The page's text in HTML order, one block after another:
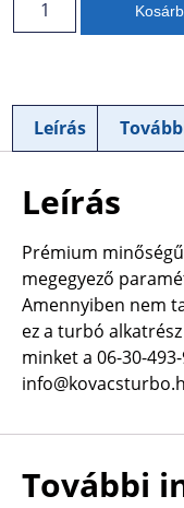
Leírás
Leírás
Prémium
megegyező
Amennyiben nem
ez a turbó
minket a 06-30-
További